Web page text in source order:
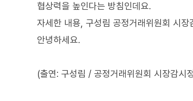
협상력을 높인다는 방침인데요.
자세한 내용, 구성림 공정거래위원회 시
안녕하세요.
(출연: 구성림 / 공정거래위원회 시장감시